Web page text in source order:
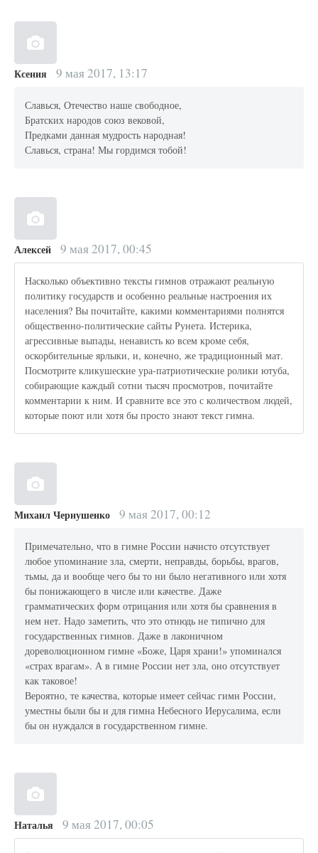
Ксения 9 мая 2017, 13:17
Славься, Отечество наше свободное,
Братских народов союз вековой,
Предками данная мудрость народная!
Славься, страна! Мы гордимся тобой!
Алексей 9 мая 2017, 00:45
Насколько объективно тексты гимнов отражают реальную
политику государств и особенно реальные настроения их
населения? Вы почитайте, какими комментариями полнятся
общественно-политические сайты Рунета. Истерика,
агрессивные выпады, ненависть ко всем кроме себя,
оскорбительные ярлыки, и, конечно, же традиционный мат.
Посмотрите кликушеские ура-патриотические ролики ютуба,
собирающие каждый сотни тысяч просмотров, почитайте
комментарии к ним. И сравните все это с количеством людей,
которые поют или хотя бы просто знают текст гимна.
Михаил Чернушенко 9 мая 2017, 00:12
Примечательно, что в гимне России начисто отсутствует
любое упоминание зла, смерти, неправды, борьбы, врагов,
тьмы, да и вообще чего бы то ни было негативного или хотя
бы понижающего в числе или качестве. Даже
грамматических форм отрицания или хотя бы сравнения в
нем нет. Надо заметить, что это отнюдь не типично для
государственных гимнов. Даже в лаконичном
дореволюционном гимне «Боже, Царя храни!» упоминался
«страх врагам». А в гимне России нет зла, оно отсутствует
как таковое!
Вероятно, те качества, которые имеет сейчас гимн России,
уместны были бы и для гимна Небесного Иерусалима, если
бы он нуждался в государственном гимне.
Наталья 9 мая 2017, 00:05